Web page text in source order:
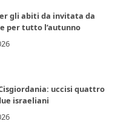
gli abiti da invitata da
per tutto l’autunno
uccisi quattro
israeliani